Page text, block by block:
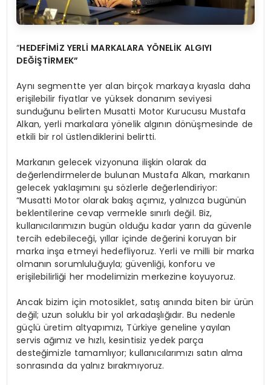
“HEDEFİMİZ YERLİ MARKALARA YÖNELİK ALGIYI
DEĞİŞTİRMEK”
Aynı segmentte yer alan birçok markaya kıyasla daha
erişilebilir fiyatlar ve yüksek donanım seviyesi
sunduğunu belirten Musatti Motor Kurucusu Mustafa
Alkan, yerli markalara yönelik algının dönüşmesinde de
etkili bir rol üstlendiklerini belirtti.
Markanın gelecek vizyonuna ilişkin olarak da
değerlendirmelerde bulunan Mustafa Alkan, markanın
gelecek yaklaşımını şu sözlerle değerlendiriyor:
“Musatti Motor olarak bakış açımız, yalnızca bugünün
beklentilerine cevap vermekle sınırlı değil. Biz,
kullanıcılarımızın bugün olduğu kadar yarın da güvenle
tercih edebileceği, yıllar içinde değerini koruyan bir
marka inşa etmeyi hedefliyoruz. Yerli ve milli bir marka
olmanın sorumluluğuyla; güvenliği, konforu ve
erişilebilirliği her modelimizin merkezine koyuyoruz.
Ancak bizim için motosiklet, satış anında biten bir ürün
değil; uzun soluklu bir yol arkadaşlığıdır. Bu nedenle
güçlü üretim altyapımızı, Türkiye geneline yayılan
servis ağımız ve hızlı, kesintisiz yedek parça
desteğimizle tamamlıyor; kullanıcılarımızı satın alma
sonrasında da yalnız bırakmıyoruz.